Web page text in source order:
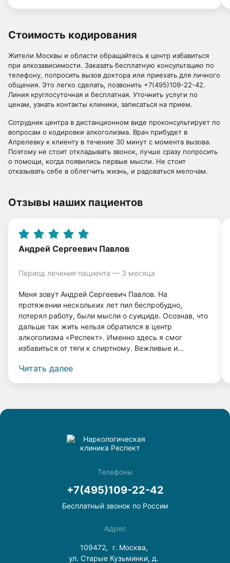
Стоимость кодирования
Жители Москвы и области обращайтесь в центр избавиться
при алкозависимости. Заказать бесплатную консультацию по
телефону, попросить вызов доктора или приехать для личного
общения. Это легко сделать, позвонить +7(495)109-22-42.
Линия круглосуточная и бесплатная. Уточнить услуги по
ценам, узнать контакты клиники, записаться на прием.
Сотрудник центра в дистанционном виде проконсультирует по
вопросам о кодировки алкоголизма. Врач прибудет в
Апрелевку к клиенту в течение 30 минут с момента вызова.
Поэтому не стоит откладывать звонок, лучше сразу попросить
о помощи, когда появились первые мысли. Не стоит
отказывать себе в облегчить жизнь, и радоваться мелочам.
Отзывы наших пациентов
Андрей Сергеевич Павлов
Период лечения пациента — 3 месяца
Меня зовут Андрей Сергеевич Павлов. На
протяжении нескольких лет пил беспробудно,
потерял работу, были мысли о суициде. Осознав, что
дальше так жить нельзя обратился в центр
алкоголизма «Респект». Именно здесь я смог
избавиться от тяги к спиртному. Вежливые и
мне вернуться к нормальной жизни. Прошло 4 года, и
Читать далее
Телефоны
+7(495)109-22-42
Бесплатный звонок по России
Адрес
109472,
г. Москва,
ул. Старые Кузьминки, д.